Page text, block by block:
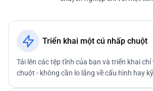
Triển khai một cú nhấp chuột
Tải lên các tệp tĩnh của bạn và triển khai
chuột - không cần lo lắng về cấu hình hay